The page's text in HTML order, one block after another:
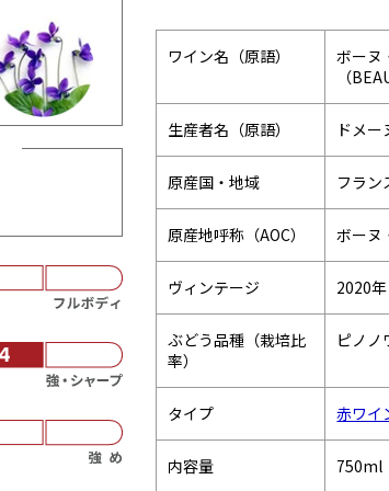
ワイン名（原語）
ボーヌ
（
生産者名（原語） ドメー
原産国・地域 フラン
原産地呼称（AOC） ボーヌ
ヴィンテージ 2020年
ぶどう品種（栽培比
率）
ピノノ
タイプ 赤ワイ
内容量 750ml